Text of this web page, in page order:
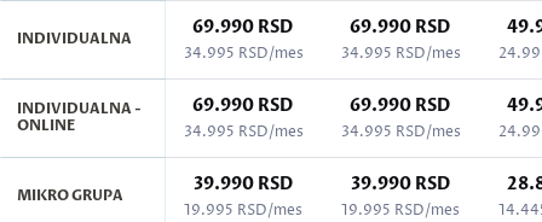
INDIVIDUALNA
69.990 RSD
34.995 RSD/mes
69.990 RSD
34.995 RSD/mes
INDIVIDUALNA -
ONLINE
69.990 RSD
34.995 RSD/mes
69.990 RSD
34.995 RSD/mes
MIKRO GRUPA
39.990 RSD
19.995 RSD/mes
39.990 RSD
19.995 RSD/mes